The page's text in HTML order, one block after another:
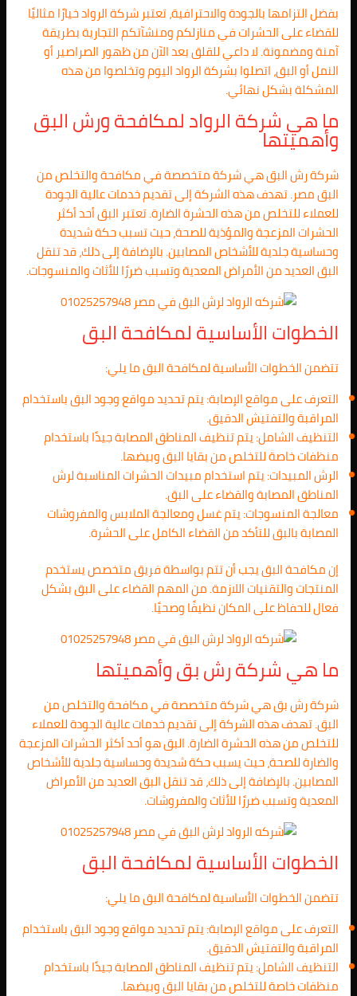
بفضل التزامها بالجودة والاحترافية، تعتبر شركة الرواد خيارًا مثاليًا
للقضاء على الحشرات في منازلكم ومنشآتكم التجارية بطريقة
آمنة ومضمونة. لا داعي للقلق بعد الآن من ظهور الصراصير أو
النمل أو البق، اتصلوا بشركة الرواد اليوم وتخلصوا من هذه
المشكلة بشكل نهائي.
ما هي شركة الرواد لمكافحة ورش البق
وأهميتها
شركة رش البق هي شركة متخصصة في مكافحة والتخلص من
البق مصر. تهدف هذه الشركة إلى تقديم خدمات عالية الجودة
للعملاء للتخلص من هذه الحشرة الضارة. تعتبر البق أحد أكثر
الحشرات المزعجة والمؤذية للصحة، حيث تسبب حكة شديدة
وحساسية جلدية للأشخاص المصابين. بالإضافة إلى ذلك، قد تنقل
البق العديد من الأمراض المعدية وتسبب ضررًا للأثاث والمنسوجات.
الخطوات الأساسية لمكافحة البق
تتضمن الخطوات الأساسية لمكافحة البق ما يلي:
التعرف على مواقع الإصابة: يتم تحديد مواقع وجود البق باستخدام
المراقبة والتفتيش الدقيق.
التنظيف الشامل: يتم تنظيف المناطق المصابة جيدًا باستخدام
منظفات خاصة للتخلص من بقايا البق وبيضها.
الرش المبيدات: يتم استخدام مبيدات الحشرات المناسبة لرش
المناطق المصابة والقضاء على البق.
معالجة المنسوجات: يتم غسل ومعالجة الملابس والمفروشات
المصابة بالبق للتأكد من القضاء الكامل على الحشرة.
إن مكافحة البق يجب أن تتم بواسطة فريق متخصص يستخدم
المنتجات والتقنيات اللازمة. من المهم القضاء على البق بشكل
فعال للحفاظ على المكان نظيفًا وصحيًا.
ما هي شركة رش بق وأهميتها
شركة رش بق هي شركة متخصصة في مكافحة والتخلص من
البق. تهدف هذه الشركة إلى تقديم خدمات عالية الجودة للعملاء
للتخلص من هذه الحشرة الضارة. البق هو أحد أكثر الحشرات المزعجة
والضارة للصحة، حيث يسبب حكة شديدة وحساسية جلدية للأشخاص
المصابين. بالإضافة إلى ذلك، قد تنقل البق العديد من الأمراض
المعدية وتسبب ضررًا للأثاث والمفروشات.
الخطوات الأساسية لمكافحة البق
تتضمن الخطوات الأساسية لمكافحة البق ما يلي:
التعرف على مواقع الإصابة: يتم تحديد مواقع وجود البق باستخدام
المراقبة والتفتيش الدقيق.
التنظيف الشامل: يتم تنظيف المناطق المصابة جيدًا باستخدام
منظفات خاصة للتخلص من بقايا البق وبيضها.